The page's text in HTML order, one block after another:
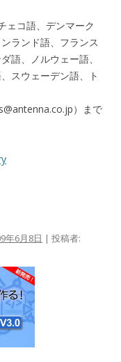
ェコ語、デンマーク
ランド語、フランス
語、ノルウェー語、
スウェーデン語、ト
）まで
年6月8日 | 投稿者: